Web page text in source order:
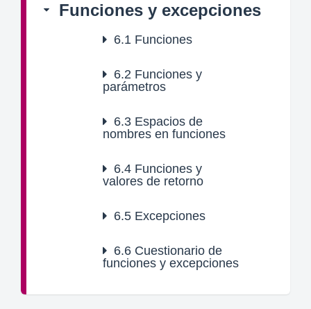
Funciones y excepciones
6.1 Funciones
6.2 Funciones y
parámetros
6.3 Espacios de
nombres en funciones
6.4 Funciones y
valores de retorno
6.5 Excepciones
6.6 Cuestionario de
funciones y excepciones